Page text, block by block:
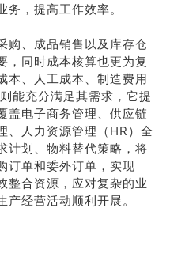
，提高工作效率。
购、成品销售以及库存仓
，同时成本核算也更为复
本、人工成本、制造费用
能充分满足其需求，它提
盖电子商务管理、供应链
、人力资源管理（HR）全
计划、物料替代策略，将
订单和委外订单，实现
整合资源，应对复杂的业
经营活动顺利开展。